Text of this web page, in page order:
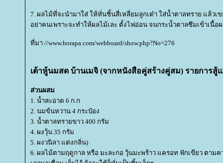
7. ผลไม้ที่จะนำมาใส่ ให้หั่นชิ้นสี่เหลี่ยมลูกเต๋า ใส่น้ำตาลทราย แล้วเ
อย่าคนเพราะจะทำให้ผลไม้เละ ตั้งไฟอ่อน จนกระน้ำตาลซึมเข้าเนื้อ
ที่มา //www.horapa.com/webboard/show.php?No=276
เต้าหู้นมสด บ้านเมจิ (จากหนังสือคู่สร้างคู่สม) รายการ
ส่วนผสม
1. น้ำสะอาด 6 ก.ก
2. นมข้นหวาน 4 กระป๋อง
3. น้ำตาลทรายขาว 400 กรัม
4. ผงวุ้น 35 กรัม
5. ผงวนิลา แต่งกลิ่น)
6. ผลไม้ตามฤดูกาล หรือ มะละกอ วุ้นมะพร้าว แครอท ฟักเขียว ตาม